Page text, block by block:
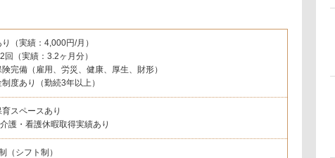
（実績：4,000円/月）
回（実績：3.2ヶ月分）
完備（雇用、労災、健康、厚生、財形）
度あり（勤続3年以上）
スペースあり
護・看護休暇取得実績あり
（シフト制）